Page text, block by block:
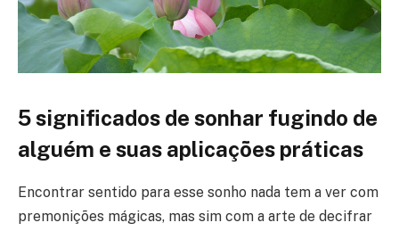
5 significados de sonhar fugindo de
alguém e suas aplicações práticas
Encontrar sentido para esse sonho nada tem a ver com
premonições mágicas, mas sim com a arte de decifrar